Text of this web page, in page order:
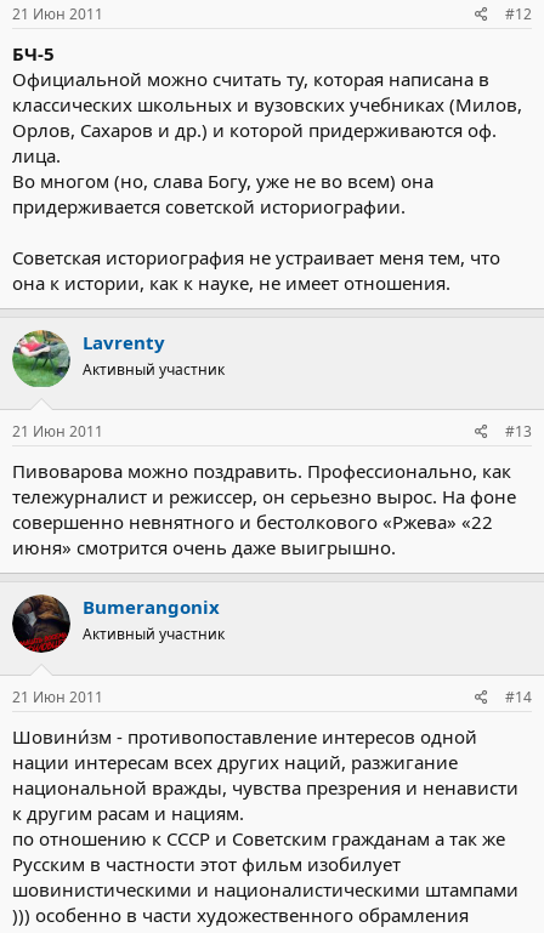
21 Июн 2011 #12
БЧ-5
Официальной можно считать ту, которая написана в
классических школьных и вузовских учебниках (Милов,
Орлов, Сахаров и др.) и которой придерживаются оф.
лица.
Во многом (но, слава Богу, уже не во всем) она
придерживается советской историографии.
Советская историография не устраивает меня тем, что
она к истории, как к науке, не имеет отношения.
Lavrenty
Активный участник
21 Июн 2011 #13
Пивоварова можно поздравить. Профессионально, как
тележурналист и режиссер, он серьезно вырос. На фоне
совершенно невнятного и бестолкового «Ржева» «22
июня» смотрится очень даже выигрышно.
Bumerangonix
Активный участник
21 Июн 2011 #14
Шовини́зм - противопоставление интересов одной
нации интересам всех других наций, разжигание
национальной вражды, чувства презрения и ненависти
к другим расам и нациям.
по отношению к СССР и Советским гражданам а так же
Русским в частности этот фильм изобилует
шовинистическими и националистическими штампами
))) особенно в части художественного обрамления